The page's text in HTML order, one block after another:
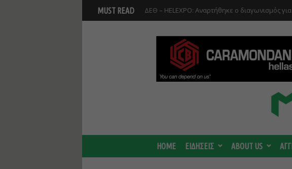
MUST READ Βοιωτία: Αναστολή λειτουργίας του αιολικού
HOME ΕΙΔΗΣΕΙΣ ABOUT US